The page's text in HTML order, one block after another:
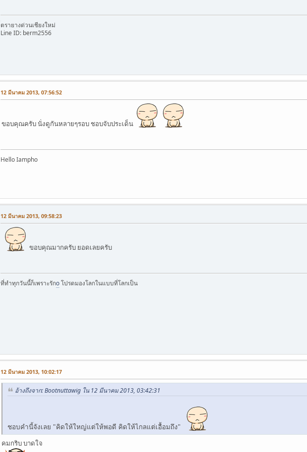
้ตรายางด่วนเชียงใหม่
Line ID: berm2556
12 มีนาคม 2013, 07:56:52
ขอบคุณครับ นั่งดูกันหลายๆรอบ ชอบจับประเด็น
Hello Iampho
12 มีนาคม 2013, 09:58:23
ขอบคุณมากครับ ยอดเลยครับ
ที่ทำทุกวันนี้ก็เพราะรักoโปรดมองโลกในแบบที่โลกเป็น
12 มีนาคม 2013, 10:02:17
อ้างถึงจาก: Bootnuttawig ใน 12 มีนาคม 2013, 03:42:31
ชอบคำนี้จังเลย "คิดให้ใหญ่แต่ให้พอดี คิดให้ไกลแต่เอื้อมถึง"
คมกริบ บาดใจ